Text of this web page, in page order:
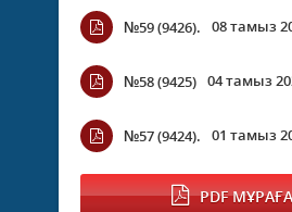
№59 (9426). 08 тамыз
№58 (9425) 04 тамыз
№57 (9424). 01 тамыз
PDF